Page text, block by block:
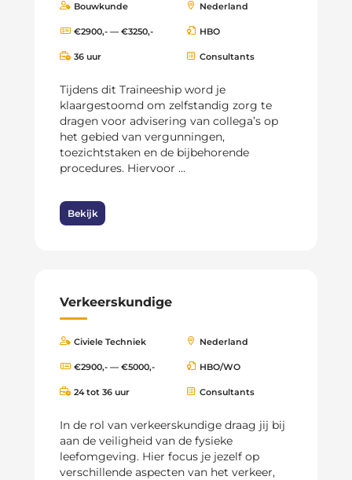
Bouwkunde Nederland
€2900,- — €3250,- HBO
36 uur Consultants
Tijdens dit Traineeship word je
klaargestoomd om zelfstandig zorg te
dragen voor advisering van collega’s op
het gebied van vergunningen,
toezichtstaken en de bijbehorende
procedures. Hiervoor ...
Bekijk
Verkeerskundige
Civiele Techniek Nederland
€2900,- — €5000,- HBO/WO
24 tot 36 uur Consultants
In de rol van verkeerskundige draag jij bij
aan de veiligheid van de fysieke
leefomgeving. Hier focus je jezelf op
verschillende aspecten van het verkeer,